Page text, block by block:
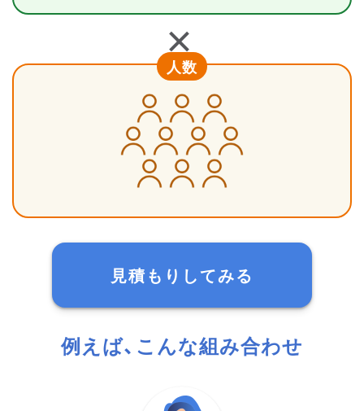
＋
人数
見積もりしてみる
例えば、こんな組み合わせ